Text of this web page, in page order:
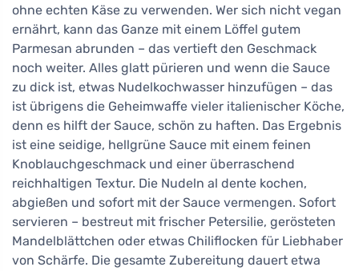
ohne echten Käse zu verwenden. Wer sich nicht vegan
ernährt, kann das Ganze mit einem Löffel gutem
Parmesan abrunden – das vertieft den Geschmack
noch weiter. Alles glatt pürieren und wenn die Sauce
zu dick ist, etwas Nudelkochwasser hinzufügen – das
ist übrigens die Geheimwaffe vieler italienischer Köche,
denn es hilft der Sauce, schön zu haften. Das Ergebnis
ist eine seidige, hellgrüne Sauce mit einem feinen
Knoblauchgeschmack und einer überraschend
reichhaltigen Textur. Die Nudeln al dente kochen,
abgießen und sofort mit der Sauce vermengen. Sofort
servieren – bestreut mit frischer Petersilie, gerösteten
Mandelblättchen oder etwas Chiliflocken für Liebhaber
von Schärfe. Die gesamte Zubereitung dauert etwa